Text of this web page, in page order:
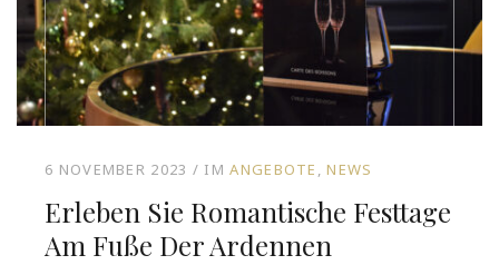
6 NOVEMBER 2023 IMANGEBOTE NEWS
Erleben Sie Romantische Festtage
Am Fuße Der Ardennen